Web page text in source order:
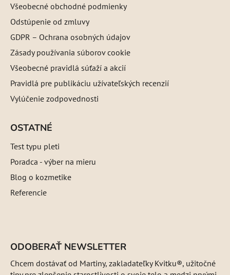
Všeobecné obchodné podmienky
Odstúpenie od zmluvy
GDPR – Ochrana osobných údajov
Zásady používania súborov cookie
Všeobecné pravidlá súťaží a akcií
Pravidlá pre publikáciu užívateľských recenzií
Vylúčenie zodpovednosti
OSTATNÉ
Test typu pleti
Poradca - výber na mieru
Blog o kozmetike
Referencie
ODOBERAŤ NEWSLETTER
Chcem dostávať od Martiny, zakladateľky Kvitku®, užitočné